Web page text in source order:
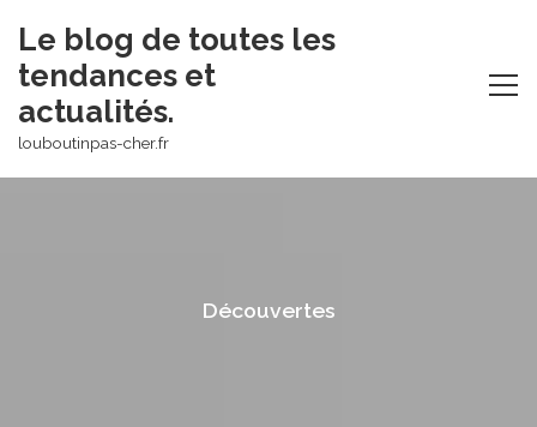
content
Le blog de toutes les
tendances et
actualités.
louboutinpas-cher.fr
Découvertes